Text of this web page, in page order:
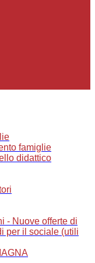
famiglie
didattico
- Nuove offerte di
per il sociale (utili